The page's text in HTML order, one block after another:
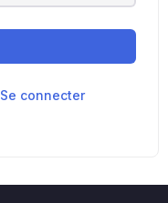
Se connecter